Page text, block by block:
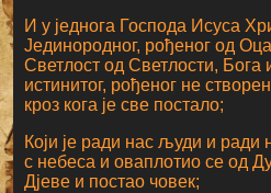
И у једнога Господа Исуса
Јединородног, рођеног од
Светлост од Светлости, Бога
истинитог, рођеног не
кроз кога је све постало;
Који је ради нас људи и
с небеса и оваплотио се од
Дјеве и постао човек;